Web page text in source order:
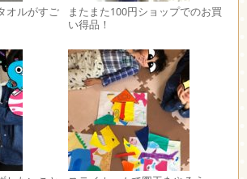
オルがすご
またまた100円ショップでのお買
い得品！